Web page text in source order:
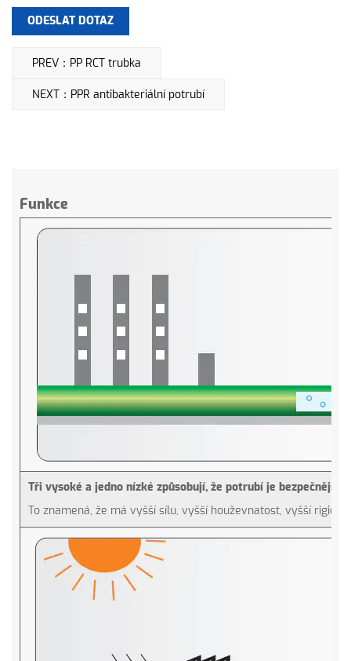
ODESLAT DOTAZ
PREV：PP RCT trubka
NEXT：PPR antibakteriální potrubí
Funkce
Tři vysoké a jedno nízké způsobují, že potrubí je bezpečnější
To znamená, že má vyšší sílu, vyšší houževnatost, vyšší